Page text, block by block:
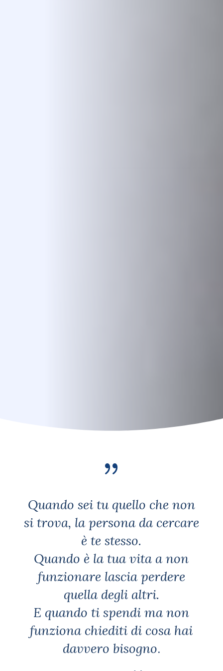
{
Quando sei tu quello che non
si trova, la persona da cercare
è te stesso.
Quando è la tua vita a non
funzionare lascia perdere
quella degli altri.
E quando ti spendi ma non
funziona chiediti di cosa hai
davvero bisogno.